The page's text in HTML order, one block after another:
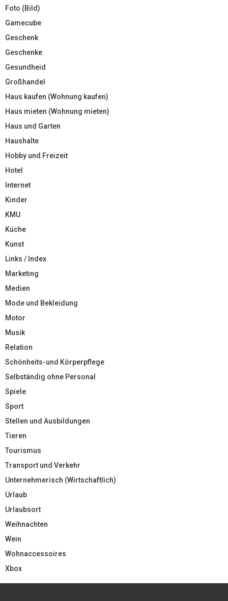
Foto (Bild)
Gamecube
Geschenk
Geschenke
Gesundheid
Großhandel
Haus kaufen (Wohnung kaufen)
Haus mieten (Wohnung mieten)
Haus und Garten
Haushalte
Hobby und Freizeit
Hotel
Internet
Kinder
KMU
Küche
Kunst
Links / Index
Marketing
Medien
Mode und Bekleidung
Motor
Musik
Relation
Schönheits-und Körperpflege
Selbständig ohne Personal
Spiele
Sport
Stellen und Ausbildungen
Tieren
Tourismus
Transport und Verkehr
Unternehmerisch (Wirtschaftlich)
Urlaub
Urlaubsort
Weihnachten
Wein
Wohnaccessoires
Xbox